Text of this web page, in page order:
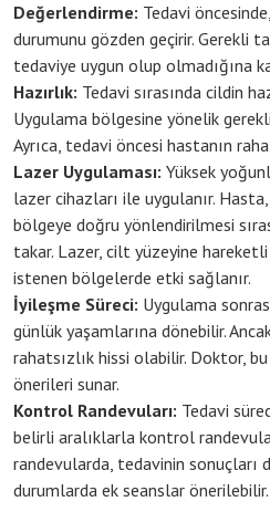
Değerlendirme: Tedavi
durumunu gözden geçirir. Gerekli
tedaviye uygun olup olmadığına
Hazırlık: Tedavi sırasında cildin
Uygulama bölgesine yönelik
Ayrıca, tedavi öncesi hastanın
Lazer Uygulaması: Yüksek
lazer cihazları ile uygulanır.
bölgeye doğru yönlendirilmesi
takar. Lazer, cilt yüzeyine
istenen bölgelerde etki sağlanır.
İyileşme Süreci: Uygulama
günlük yaşamlarına dönebilir.
rahatsızlık hissi olabilir. Doktor,
önerileri sunar.
Kontrol Randevuları: Tedavi
belirli aralıklarla kontrol
randevularda, tedavinin sonuçları
durumlarda ek seanslar önerilebilir.